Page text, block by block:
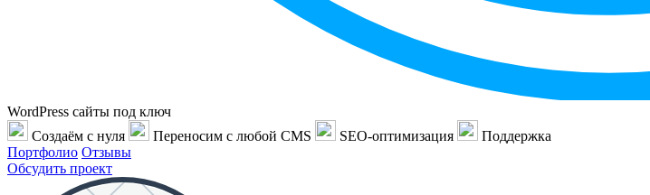
WordPress сайты под ключ
Создаём с нуля
Переносим с любой CMS SEO-оптимизация
Поддержка
Портфолио Отзывы
Обсудить проект